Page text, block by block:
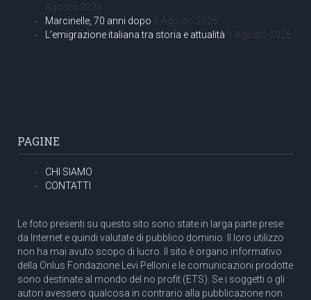
Agosto 2026
Marcinelle, 70 anni dopo 5 Agosto 2026
L’emigrazione italiana tra storia e attualità 1 Agosto 2026
PAGINE
CHI SIAMO
CONTATTI
Le foto presenti su questo sito sono state in larga parte prese
da Internet e quindi valutate di pubblico dominio. Il loro utilizzo
non ha mai avuto scopo di lucro. Il sito è organo informativo
della Onlus Fondazione Levi Pelloni e le comunicazioni prodotte
sono destinate al mondo del no profit (ETS). Se i soggetti o gli
autori avessero qualcosa in contrario alla pubblicazione non